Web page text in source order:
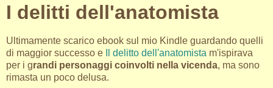
I delitti dell'anatomista
Ultimamente scarico ebook sul mio Kindle guardando quelli
di maggior successo e
Il delitto dell'anatomista m'ispirava
per i grandi personaggi coinvolti nella vicenda, ma sono
rimasta un poco delusa.